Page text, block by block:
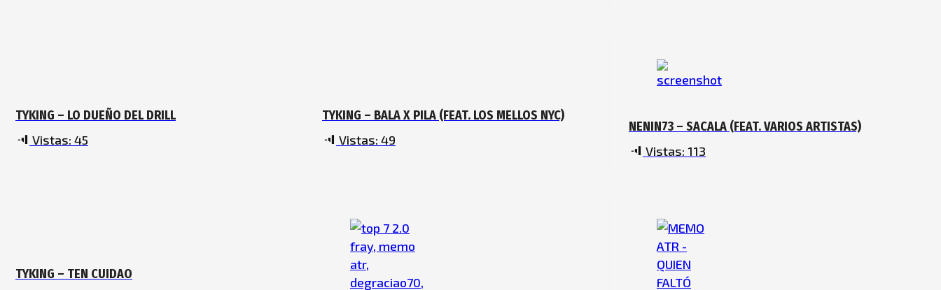
TYKING – LO DUEÑO DEL DRILL
Vistas: 45
TYKING – BALA X PILA (FEAT. LOS MELLOS NYC)
Vistas: 49
NENIN73 – SACALA (FEAT. VARIOS ARTISTAS)
Vistas: 113
TYKING – TEN CUIDAO